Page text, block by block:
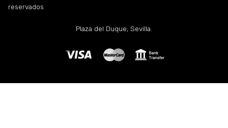
reservados
Plaza del Duque, Sevilla.